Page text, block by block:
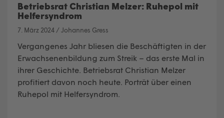
Betriebsrat Christian Melzer: Ruhepol mit
Helfersyndrom
7. März 2024 /Johannes Gress
Vergangenes Jahr bliesen die Beschäftigten in der
Erwachsenenbildung zum Streik – das erste Mal in
ihrer Geschichte. Betriebsrat Christian Melzer
profitiert davon noch heute. Porträt über einen
Ruhepol mit Helfersyndrom.